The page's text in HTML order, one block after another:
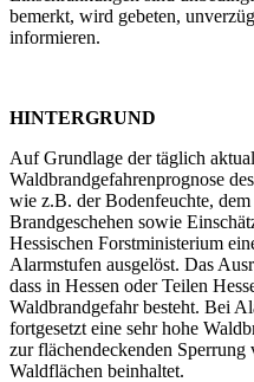
bemerkt, wird gebeten,
informieren.
HINTERGRUND
Auf Grundlage der täglich
Waldbrandgefahrenprognose
wie z.B. der Bodenfeuchte,
Brandgeschehen sowie
Hessischen Forstministerium
Alarmstufen ausgelöst. Das
dass in Hessen oder Teilen
Waldbrandgefahr besteht. Bei
fortgesetzt eine sehr hohe
zur flächendeckenden
Waldflächen beinhaltet.